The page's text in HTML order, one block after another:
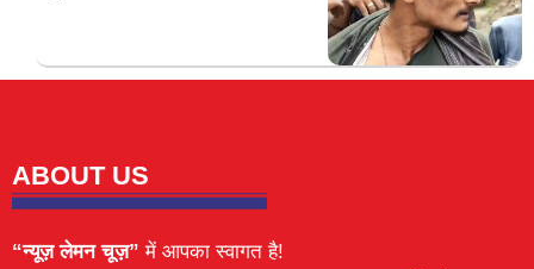
ABOUT US
“न्यूज़ लेमन चूज़” में आपका स्वागत है!